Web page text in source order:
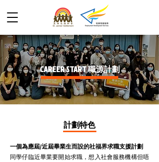
CAREER START 職源計劃
計劃特色
一個為應屆/近屆畢業生而設的社福界求職支援計劃
同學仔臨近畢業要開始求職，想入社會服務機構但唔